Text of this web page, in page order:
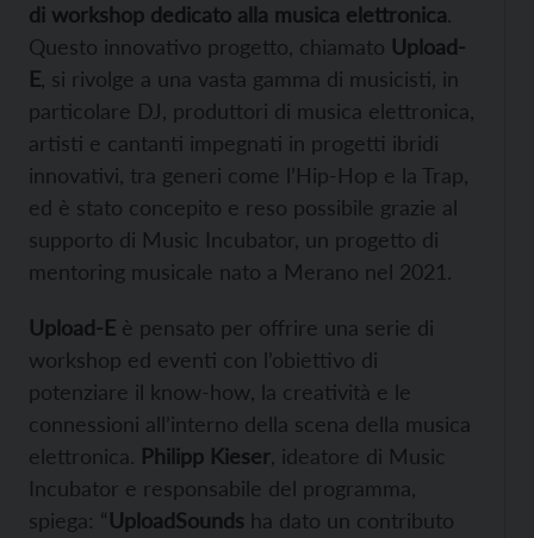
di workshop dedicato alla musica elettronica.
Questo innovativo progetto, chiamato Upload-
E , si rivolge a una vasta gamma di musicisti, in
particolare DJ, produttori di musica elettronica,
artisti e cantanti impegnati in progetti ibridi
innovativi, tra generi come l’Hip-Hop e la Trap,
ed è stato concepito e reso possibile grazie al
supporto di Music Incubator, un progetto di
mentoring musicale nato a Merano nel 2021.
Upload-E è pensato per offrire una serie di
workshop ed eventi con l’obiettivo di
potenziare il know-how, la creatività e le
connessioni all’interno della scena della musica
elettronica. Philipp Kieser , ideatore di Music
Incubator e responsabile del programma,
spiega: “UploadSounds ha dato un contributo